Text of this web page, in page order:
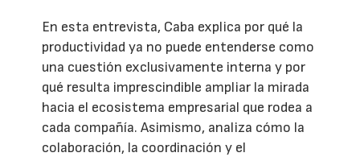
En esta entrevista, Caba explica por qué la
productividad ya no puede entenderse como
una cuestión exclusivamente interna y por
qué resulta imprescindible ampliar la mirada
hacia el ecosistema empresarial que rodea a
cada compañía. Asimismo, analiza cómo la
colaboración, la coordinación y el